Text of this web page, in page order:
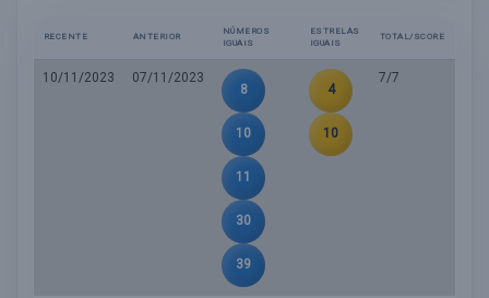
RECENTE ANTERIOR
NÚMEROS
IGUAIS
ESTRELAS
IGUAIS
TOTAL/SCORE
10/11/2023
07/11/2023
8
10
11
30
39
4
10
7/7